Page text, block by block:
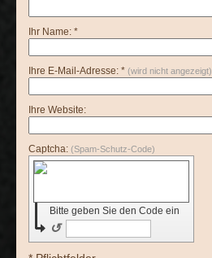
Ihr Name: *
Ihre E-Mail-Adresse: * (wird nicht angezeigt)
Ihre Website:
Captcha: (Spam-Schutz-Code)
Bitte geben Sie den Code ein
↺